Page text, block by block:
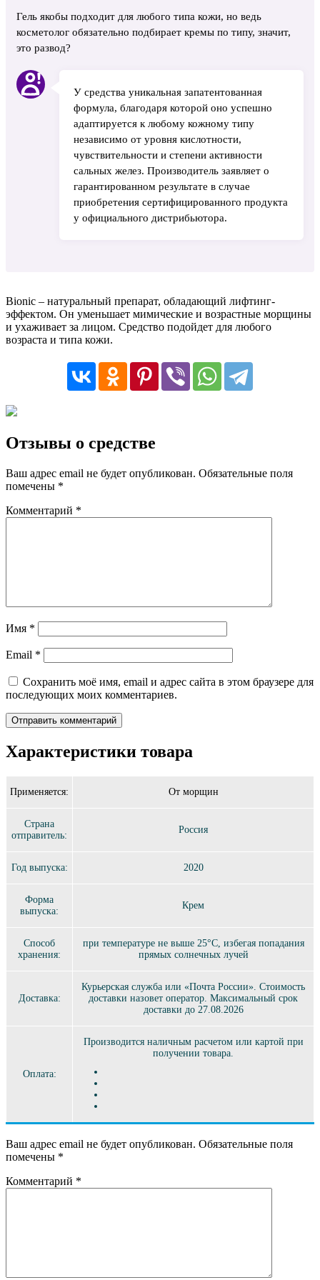
Гель якобы подходит для любого типа кожи, но ведь
косметолог обязательно подбирает кремы по типу, значит,
это развод?
У средства уникальная запатентованная
формула, благодаря которой оно успешно
адаптируется к любому кожному типу
независимо от уровня кислотности,
чувствительности и степени активности
сальных желез. Производитель заявляет о
гарантированном результате в случае
приобретения сертифицированного продукта
у официального дистрибьютора.
Bionic – натуральный препарат, обладающий лифтинг-
эффектом. Он уменьшает мимические и возрастные морщины
и ухаживает за лицом. Средство подойдет для любого
возраста и типа кожи.
Отзывы о средстве
Ваш адрес email не будет опубликован. Обязательные поля
помечены *
Комментарий *
Имя *
Email *
Сохранить моё имя, email и адрес сайта в этом браузере для
последующих моих комментариев.
Характеристики товара
Применяется: От морщин
Страна
отправитель:
Россия
Год выпуска: 2020
Форма
выпуска:
Крем
Способ
хранения:
при температуре не выше 25°C, избегая попадания
прямых солнечных лучей
Доставка:
Курьерская служба или «Почта России». Стоимость
доставки назовет оператор. Максимальный срок
доставки до 27.08.2026
Оплата:
Производится наличным расчетом или картой при
получении товара.
Ваш адрес email не будет опубликован. Обязательные поля
помечены *
Комментарий *